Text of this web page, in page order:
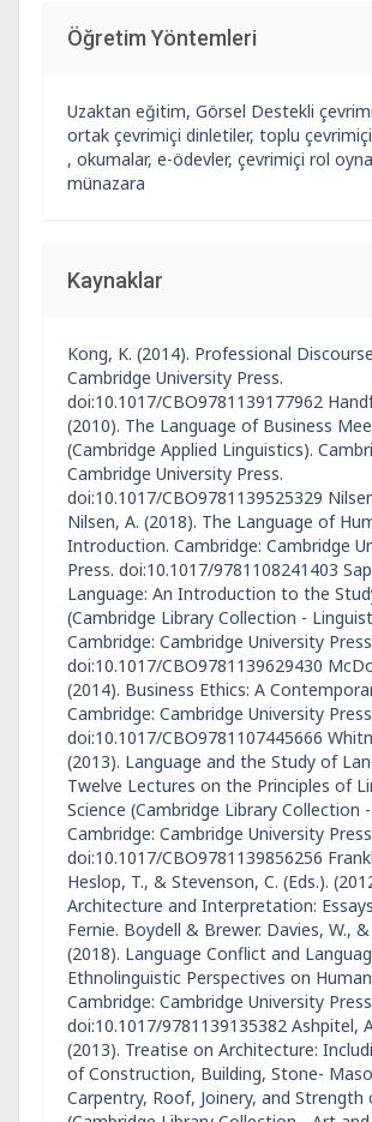
Öğretim Yöntemleri
Uzaktan eğitim, Görsel Destekli
ortak çevrimiçi dinletiler, toplu
, okumalar, e-ödevler, çevrimiçi rol
münazara
Kaynaklar
Kong, K. (2014). Professional
Cambridge University Press.
doi:10.1017/CBO9781139177962
(2010). The Language of Business
(Cambridge Applied Linguistics).
Cambridge University Press.
doi:10.1017/CBO9781139525329
Nilsen, A. (2018). The Language of
Introduction. Cambridge: Cambridge
Press. doi:10.1017/9781108241403
Language: An Introduction to the
(Cambridge Library Collection -
Cambridge: Cambridge University
doi:10.1017/CBO9781139629430
(2014). Business Ethics: A
Cambridge: Cambridge University
doi:10.1017/CBO9781107445666
(2013). Language and the Study of
Twelve Lectures on the Principles of
Science (Cambridge Library Collection
Cambridge: Cambridge University
doi:10.1017/CBO9781139856256
Heslop, T., & Stevenson, C. (Eds.).
Architecture and Interpretation:
Fernie. Boydell & Brewer. Davies, W.,
(2018). Language Conflict and
Ethnolinguistic Perspectives on
Cambridge: Cambridge University
doi:10.1017/9781139135382 Ashpitel,
(2013). Treatise on Architecture:
of Construction, Building, Stone-
Carpentry, Roof, Joinery, and